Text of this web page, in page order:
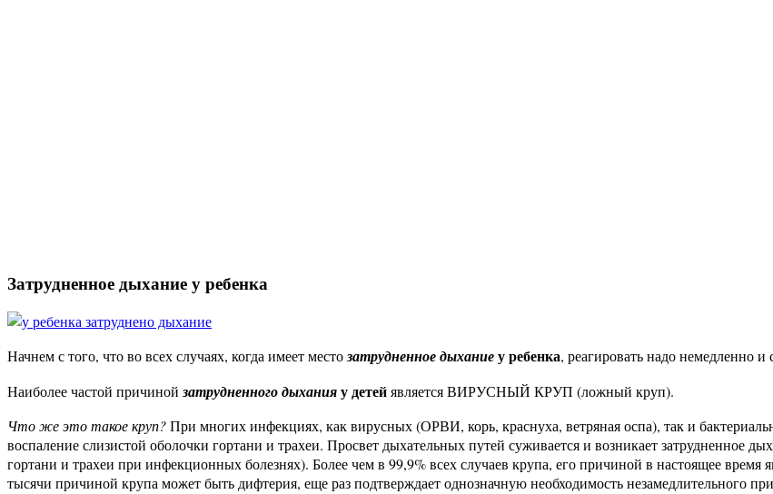
Затрудненное дыхание у ребенка
Начнем с того, что во всех случаях, когдаимеет местозатрудненное дыханиеуребенка, реагировать надо немедленно
Наиболее частой причинойзатрудненного дыханияу детейявляется ВИРУСНЫЙ КРУП (ложный круп).
Что же это такое круп?При многих инфекциях, как вирусных (ОРВИ, корь, краснуха, ветряная оспа), так и
воспаление слизистой оболочки гортани и трахеи. Просвет дыхательных путей суживается и возникает затрудненное
гортани и трахеи при инфекционных болезнях). Более чем в 99,9% всех случаев крупа, его причиной в настоящее
тысячи причиной крупа может быть дифтерия, еще раз подтверждает однозначную необходимость незамедлительного